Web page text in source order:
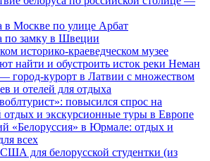
в Москве по улице Арбат
по замку в Швеции
историко-краеведческом музее
найти и обустроить исток реки Неман
город-курорт в Латвии с множеством
и отелей для отдыха
повысился спрос на
и экскурсионные туры в Европе
«Белоруссия» в Юрмале: отдых и
всех
для белорусской студентки (из